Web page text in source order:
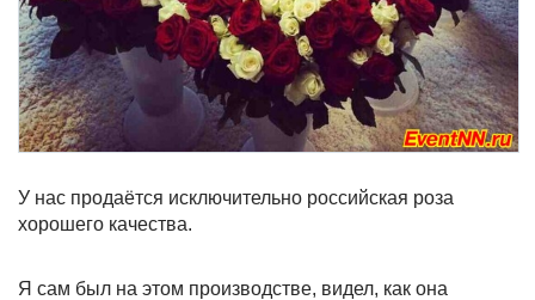
У нас продаётся исключительно российская роза
хорошего качества.
Я сам был на этом производстве, видел, как она